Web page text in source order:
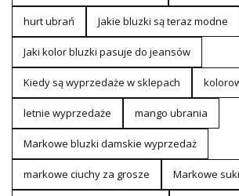
hurt ubrań Jakie bluzki są teraz modne
Jaki kolor bluzki pasuje do jeansów
Kiedy są wyprzedaże w sklepach
letnie wyprzedaże mango ubrania
Markowe bluzki damskie wyprzedaż
markowe ciuchy za grosze Markowe